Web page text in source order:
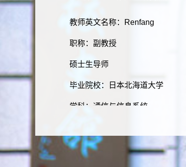
教师英文名称：Renfang
职称：副教授
硕士生导师
毕业院校：日本北海道大学
学科：通信与信息系统
学位：博士